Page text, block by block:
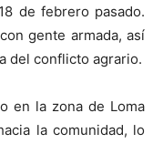
de febrero pasado.
gente armada, así
del conflicto agrario.
en la zona de Loma
la comunidad, lo